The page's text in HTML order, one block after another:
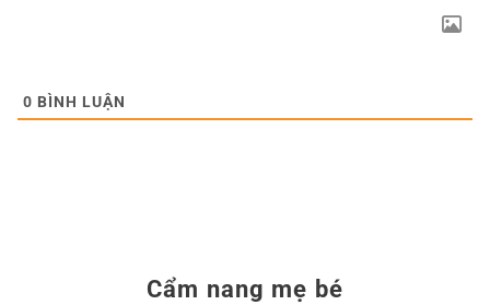
0 BÌNH LUẬN
Cẩm nang mẹ bé